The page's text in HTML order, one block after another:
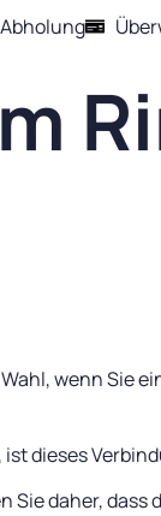
wenn Sie
dieses
daher,